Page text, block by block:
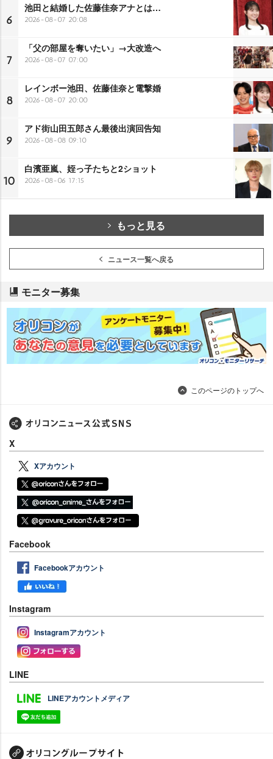
6
池田と結婚した佐藤佳奈アナとは…
2026-08-07 20:08
7
「父の部屋を奪いたい」→大改造へ
2026-08-07 07:00
8
レインボー池田、佐藤佳奈と電撃婚
2026-08-07 20:00
9
アド街山田五郎さん最後出演回告知
2026-08-08 09:10
10
白濱亜嵐、姪っ子たちと2ショット
2026-08-06 17:15
もっと見る
ニュース一覧へ戻る
モニター募集
このページのトップへ
X
Xアカウント
Facebook
Facebookアカウント
Instagram
Instagramアカウント
LINE
LINEアカウントメディア